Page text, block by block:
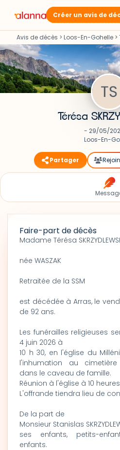
Créer un avis de
Avis de décès > Loos-En-Gohelle >
Térésa
- 29/05/
Loos-En-
Partager
Faire-part de décès
Madame Térésa
née WASZAK
Retraitée de la SSM
est décédée à Arras, le
de 92 ans.
Les funérailles religieuses
4 juin 2026 à
10 h 30, en l'église du
l'inhumation au
dans le caveau de famille.
Réunion à l'église à 10
L'offrande tiendra lieu de
De la part de
Monsieur Stanislas
ses enfants, petits-
enfants.